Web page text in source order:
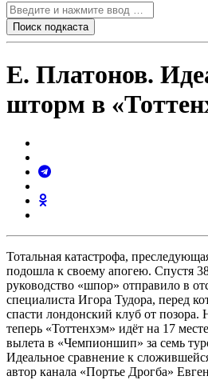
Е. Платонов.
шторм в
Тотальная катастрофа,
подошла к своему апогею. Спустя
руководство «шпор» отправило в
специалиста Игора Тудора, перед
спасти лондонский клуб от позора.
теперь «Тоттенхэм» идёт на 17
вылета в «Чемпионшип» за семь
Идеальное сравнение к
автор канала «Портье Дрогба»